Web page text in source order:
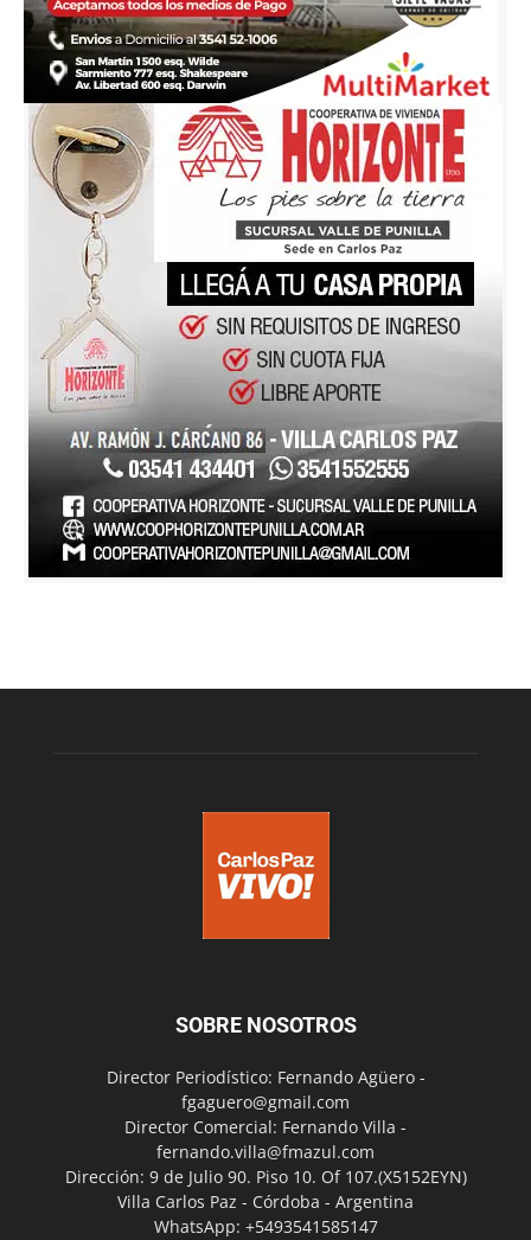
SOBRE NOSOTROS
Director Periodístico: Fernando Agüero -
fgaguero@gmail.com
Director Comercial: Fernando Villa -
fernando.villa@fmazul.com
Dirección: 9 de Julio 90. Piso 10. Of 107.(X5152EYN)
Villa Carlos Paz - Córdoba - Argentina
WhatsApp: +5493541585147